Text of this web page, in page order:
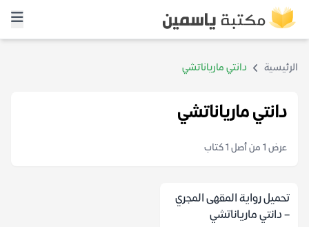
الرئيسية دانتي مارياناتشي
دانتي مارياناتشي
عرض 1 من أصل 1 كتاب
تحميل رواية المقهى المجري
– دانتي مارياناتشي